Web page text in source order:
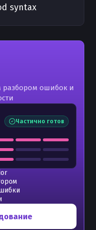
syntax
разбором ошибок и
Частично готов